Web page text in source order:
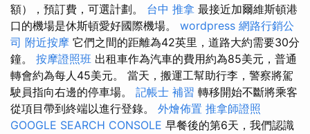
額），預訂費，可選計劃。 台中 推拿 最接近加爾維斯頓港
口的機場是休斯頓愛好國際機場。 wordpress 網路行銷公
司 附近按摩 它們之間的距離為42英里，道路大約需要30分
鐘。 按摩證照班 出租車作為汽車的費用約為85美元，普通
轉會約為每人45美元。 當天，搬運工幫助行李，警察將駕
駛員指向右邊的停車場。 記帳士 補習 轉移開始不斷將乘客
從項目帶到終端以進行登錄。 外燴佈置 推拿師證照
GOOGLE SEARCH CONSOLE 早餐後的第6天，我們認識